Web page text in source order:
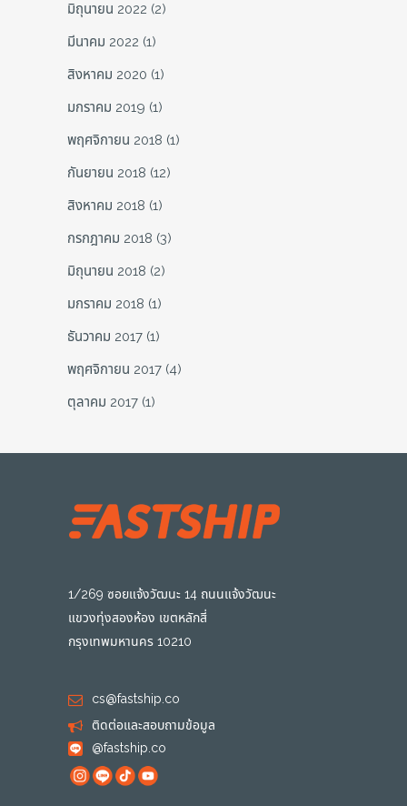
มิถุนายน 2022 (2)
มีนาคม 2022 (1)
สิงหาคม 2020 (1)
มกราคม 2019 (1)
พฤศจิกายน 2018 (1)
กันยายน 2018 (12)
สิงหาคม 2018 (1)
กรกฎาคม 2018 (3)
มิถุนายน 2018 (2)
มกราคม 2018 (1)
ธันวาคม 2017 (1)
พฤศจิกายน 2017 (4)
ตุลาคม 2017 (1)
1/269 ซอยแจ้งวัฒนะ 14 ถนนแจ้งวัฒนะ
แขวงทุ่งสองห้อง เขตหลักสี่
กรุงเทพมหานคร 10210
cs@fastship.co
ติดต่อและสอบถามข้อมูล
@fastship.co